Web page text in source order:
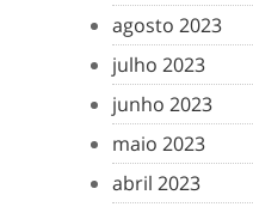
agosto 2023
julho 2023
junho 2023
maio 2023
abril 2023